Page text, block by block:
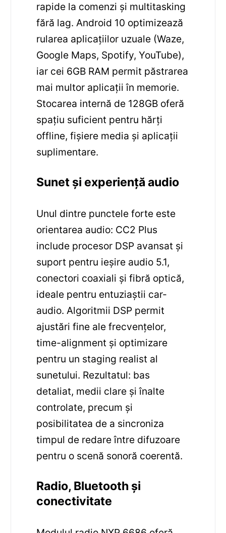
rapide la comenzi și multitasking
fără lag. Android 10 optimizează
rularea aplicațiilor uzuale (Waze,
Google Maps, Spotify, YouTube),
iar cei 6GB RAM permit păstrarea
mai multor aplicații în memorie.
Stocarea internă de 128GB oferă
spațiu suficient pentru hărți
offline, fișiere media și aplicații
suplimentare.
Sunet și experiență audio
Unul dintre punctele forte este
orientarea audio: CC2 Plus
include procesor DSP avansat și
suport pentru ieșire audio 5.1,
conectori coaxiali și fibră optică,
ideale pentru entuziaștii car-
audio. Algoritmii DSP permit
ajustări fine ale frecvențelor,
time-alignment și optimizare
pentru un staging realist al
sunetului. Rezultatul: bas
detaliat, medii clare și înalte
controlate, precum și
posibilitatea de a sincroniza
timpul de redare între difuzoare
pentru o scenă sonoră coerentă.
Radio, Bluetooth și
conectivitate